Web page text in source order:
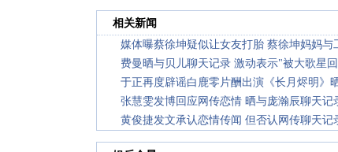
相关新闻
媒体曝蔡徐坤疑似让女友打胎 蔡徐坤妈妈与
费曼晒与贝儿聊天记录 激动表示"被大歌星
于正再度辟谣白鹿零片酬出演《长月烬明》
张慧雯发博回应网传恋情 晒与庞瀚辰聊天记
黄俊捷发文承认恋情传闻 但否认网传聊天记